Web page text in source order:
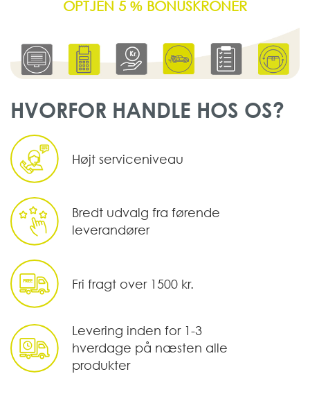
OPTJEN 5 %BONUSKRONER
HVORFOR HANDLE HOS OS?
Højt serviceniveau
Bredt udvalg fra førende
leverandører
Fri fragt over 1500 kr.
Levering inden for 1-3
hverdage på næsten alle
produkter